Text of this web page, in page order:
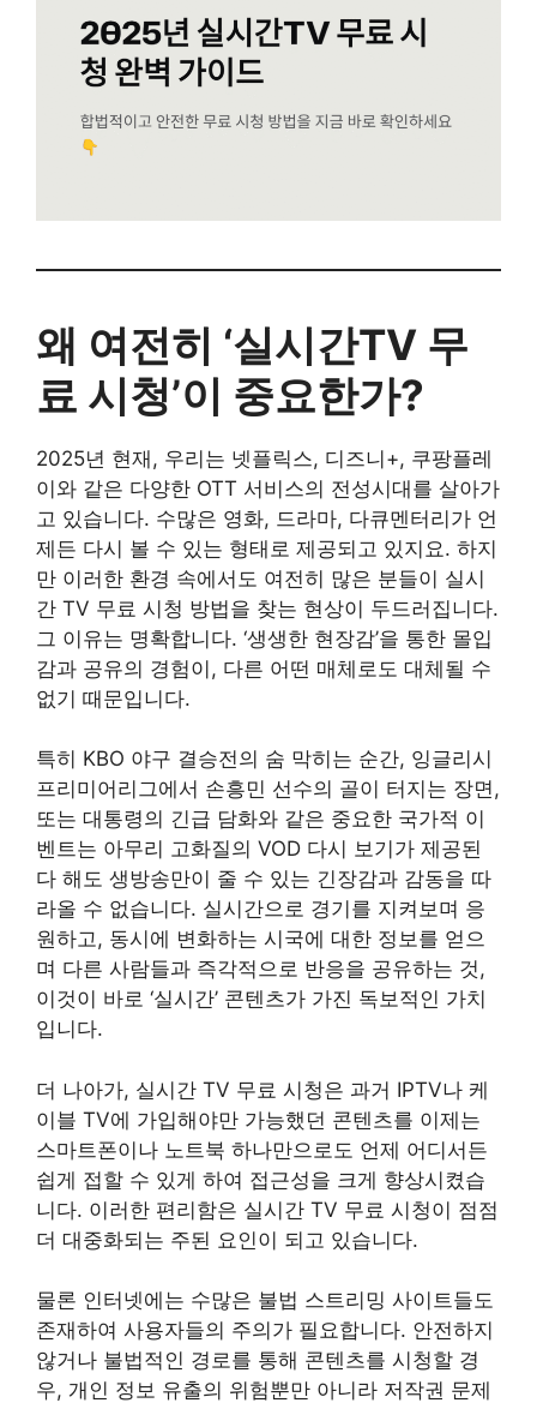
왜 여전히 ‘실시간TV 무
료 시청’이 중요한가?
2025년 현재, 우리는 넷플릭스, 디즈니+, 쿠팡플레
이와 같은 다양한 OTT 서비스의 전성시대를 살아가
고 있습니다. 수많은 영화, 드라마, 다큐멘터리가 언
제든 다시 볼 수 있는 형태로 제공되고 있지요. 하지
만 이러한 환경 속에서도 여전히 많은 분들이 실시
간 TV 무료 시청 방법을 찾는 현상이 두드러집니다.
그 이유는 명확합니다. ‘생생한 현장감’을 통한 몰입
감과 공유의 경험이, 다른 어떤 매체로도 대체될 수
없기 때문입니다.
특히 KBO 야구 결승전의 숨 막히는 순간, 잉글리시
프리미어리그에서 손흥민 선수의 골이 터지는 장면,
또는 대통령의 긴급 담화와 같은 중요한 국가적 이
벤트는 아무리 고화질의 VOD 다시 보기가 제공된
다 해도 생방송만이 줄 수 있는 긴장감과 감동을 따
라올 수 없습니다. 실시간으로 경기를 지켜보며 응
원하고, 동시에 변화하는 시국에 대한 정보를 얻으
며 다른 사람들과 즉각적으로 반응을 공유하는 것,
이것이 바로 ‘실시간’ 콘텐츠가 가진 독보적인 가치
입니다.
더 나아가, 실시간 TV 무료 시청은 과거 IPTV나 케
이블 TV에 가입해야만 가능했던 콘텐츠를 이제는
스마트폰이나 노트북 하나만으로도 언제 어디서든
쉽게 접할 수 있게 하여 접근성을 크게 향상시켰습
니다. 이러한 편리함은 실시간 TV 무료 시청이 점점
더 대중화되는 주된 요인이 되고 있습니다.
물론 인터넷에는 수많은 불법 스트리밍 사이트들도
존재하여 사용자들의 주의가 필요합니다. 안전하지
않거나 불법적인 경로를 통해 콘텐츠를 시청할 경
우, 개인 정보 유출의 위험뿐만 아니라 저작권 문제